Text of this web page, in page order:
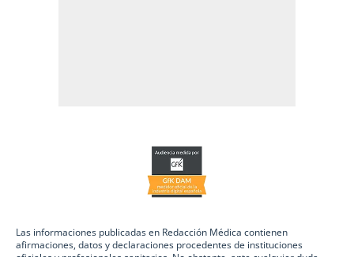
Las informaciones publicadas en Redacción Médica contienen
afirmaciones, datos y declaraciones procedentes de instituciones